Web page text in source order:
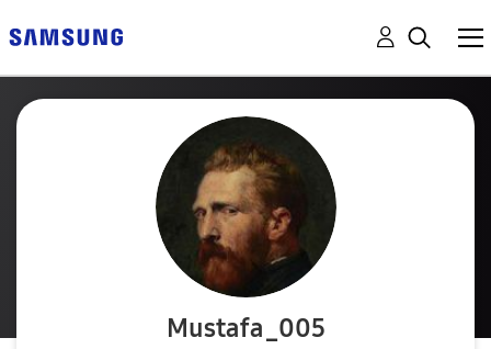
Mustafa_005